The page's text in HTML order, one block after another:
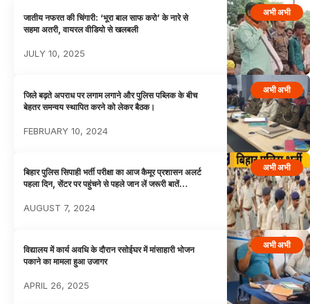
अभी अभी
जातीय नफरत की चिंगारी: ‘भूरा बाल साफ करो’ के नारे से
सहमा अतरी, वायरल वीडियो से खलबली
JULY 10, 2025
अभी अभी
जिले बढ़ते अपराध पर लगाम लगाने और पुलिस पब्लिक के बीच
बेहतर समन्वय स्थापित करने को लेकर बैठक।
FEBRUARY 10, 2024
अभी अभी
बिहार पुलिस सिपाही भर्ती परीक्षा का आज कैमूर प्रशासन अलर्ट
पहला दिन, सेंटर पर पहुंचने से पहले जान लें जरूरी बातें…
AUGUST 7, 2024
अभी अभी
विद्यालय में कार्य अवधि के दौरान रसोईघर में मांसाहारी भोजन
पकाने का मामला हुआ उजागर
APRIL 26, 2025